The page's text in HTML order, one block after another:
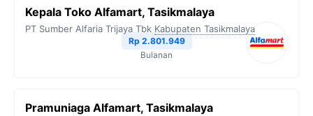
Kepala Toko Alfamart, Tasikmalaya
PT Sumber Alfaria Trijaya Tbk Kabupaten Tasikmalaya
Rp 2.801.949
Bulanan
Pramuniaga Alfamart, Tasikmalaya